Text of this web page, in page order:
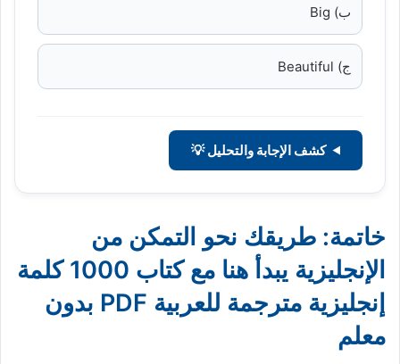
ب) Big
ج) Beautiful
كشف الإجابة والتحليل 💡
خاتمة: طريقك نحو التمكن من
الإنجليزية يبدأ هنا مع كتاب 1000 كلمة
إنجليزية مترجمة للعربية PDF بدون
معلم